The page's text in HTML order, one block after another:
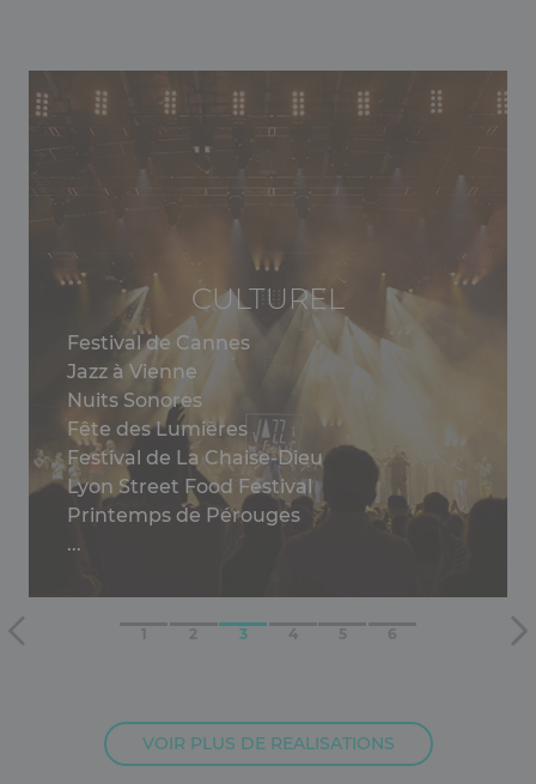
CULTUREL
Festival de Cannes
Jazz à Vienne
Nuits Sonores
Fête des Lumières
Festival de La Chaise-Dieu
Lyon Street Food Festival
Printemps de Pérouges
...
VOIR PLUS DE REALISATIONS